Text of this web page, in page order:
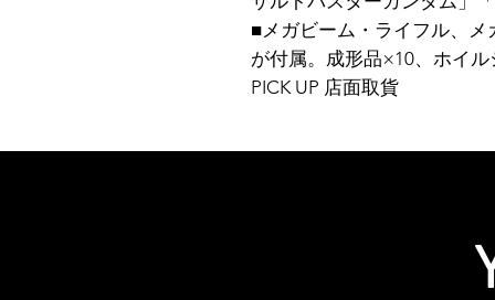
■メガビーム・ライフル、
が付属。成形品×10、ホイ
PICK UP 店面取貨